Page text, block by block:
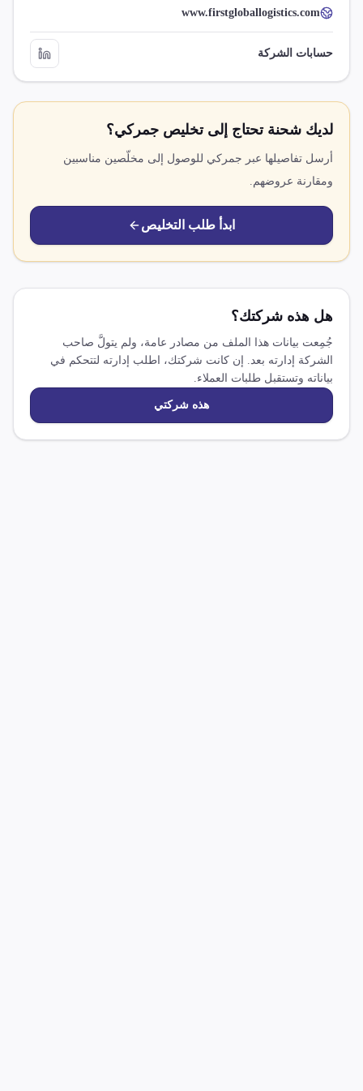
www.firstgloballogistics.com
حسابات الشركة
لديك شحنة تحتاج إلى تخليص جمركي؟
أرسل تفاصيلها عبر جمركي للوصول إلى مخلّصين مناسبين
ومقارنة عروضهم.
ابدأ طلب التخليص
هل هذه شركتك؟
جُمِعت بيانات هذا الملف من مصادر عامة، ولم يتولَّ صاحب
الشركة إدارته بعد. إن كانت شركتك، اطلب إدارته لتتحكم في
بياناته وتستقبل طلبات العملاء.
هذه شركتي